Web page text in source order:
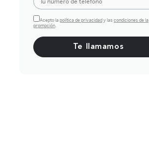
Acepto la política de privacidad y las condiciones de la
promoción
Por favor, deja este campo vacío.